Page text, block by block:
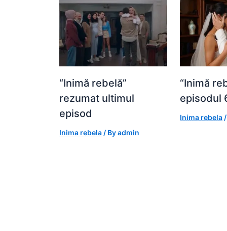
“Inimă rebelă”
rezumat ultimul
episod
Inima rebela / Byadmin
“Inimă
episodul
Inima rebela